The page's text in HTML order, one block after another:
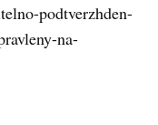
podtverzhden-
na-